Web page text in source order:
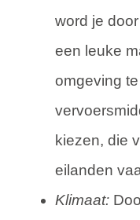
word je
een leuke
omgeving
kiezen, die
eilanden
Klimaat: